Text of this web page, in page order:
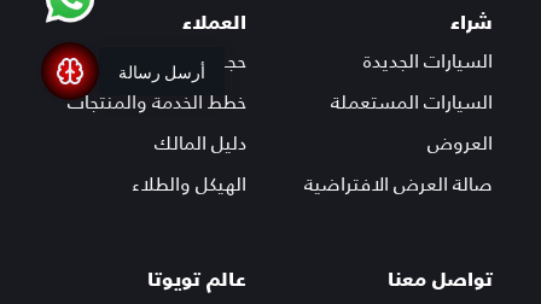
شراء
السيارات الجديدة
السيارات المستعملة
العروض
صالة العرض الافتراضية
العملاء
حجز موعد صيانة
خطط الخدمة والمنتجات
دليل المالك
الهيكل والطلاء
تواصل معنا عالم تويوتا
أرسل رسالة